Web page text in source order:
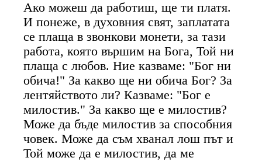
Ако можеш да работиш, ще ти платя.
И понеже, в духовния свят, заплатата
се плаща в звонкови монети, за тази
работа, която вършим на Бога, Той ни
плаща с любов. Ние казваме: "Бог ни
обича!" За какво ще ни обича Бог? За
лентяйството ли? Казваме: "Бог е
милостив." За какво ще е милостив?
Може да бъде милостив за способния
човек. Може да съм хванал лош път и
Той може да е милостив, да ме